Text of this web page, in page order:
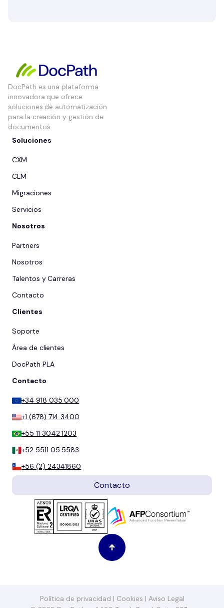
DocPath es una plataforma
innovadora que ofrece
soluciones de automatización
para la creación y gestión de
documentos.
Soluciones
CXM
CLM
Migraciones
Servicios
Nosotros
Partners
Nosotros
Talentos y Carreras
Contacto
Clientes
Soporte
Área de clientes
DocPath PLA
Contacto
+34 918 035 000
+1 (678) 714 3400
+55 11 3042 1203
+52 5511 05 5583
+56 (2) 24341860
Contacto
Política de privacidad | Cookies | Aviso Legal